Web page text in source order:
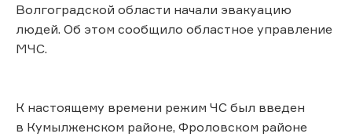
Волгоградской области начали эвакуацию
людей. Об этом сообщило областное управление
МЧС.
К настоящему времени режим ЧС был введен
в Кумылженском районе, Фроловском районе